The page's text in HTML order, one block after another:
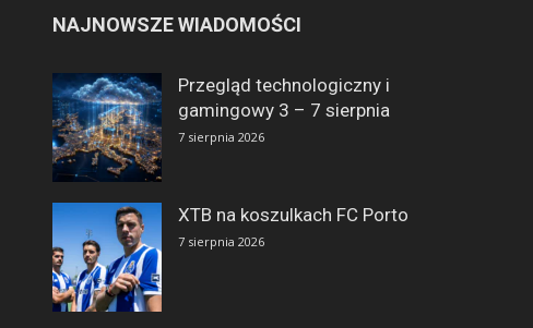
NAJNOWSZE WIADOMOŚCI
Przegląd technologiczny i
gamingowy 3 – 7 sierpnia
7 sierpnia 2026
XTB na koszulkach FC Porto
7 sierpnia 2026